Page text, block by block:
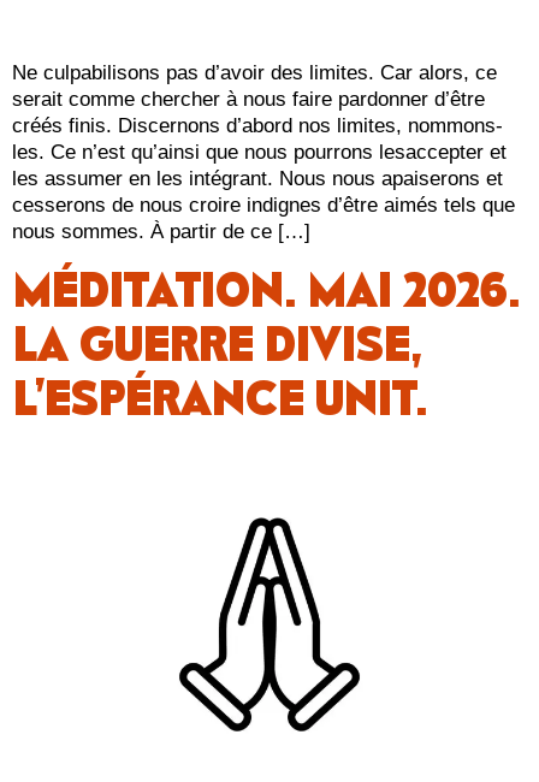
Ne culpabilisons pas d’avoir des limites. Car alors, ce
serait comme chercher à nous faire pardonner d’être
créés finis. Discernons d’abord nos limites, nommons-
les. Ce n’est qu’ainsi que nous pourrons lesaccepter et
les assumer en les intégrant. Nous nous apaiserons et
cesserons de nous croire indignes d’être aimés tels que
nous sommes. À partir de ce […]
MÉDITATION. MAI 2026.
LA GUERRE DIVISE,
L’ESPÉRANCE UNIT.